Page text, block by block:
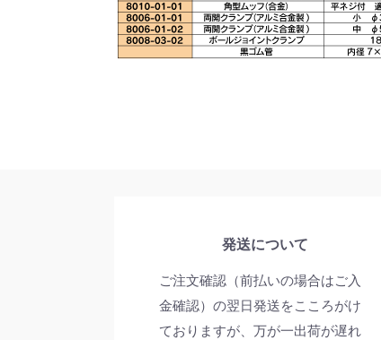
発送について
ご注文確認（前払いの場合はご入
金確認）の翌日発送をこころがけ
ておりますが、万が一出荷が遅れ